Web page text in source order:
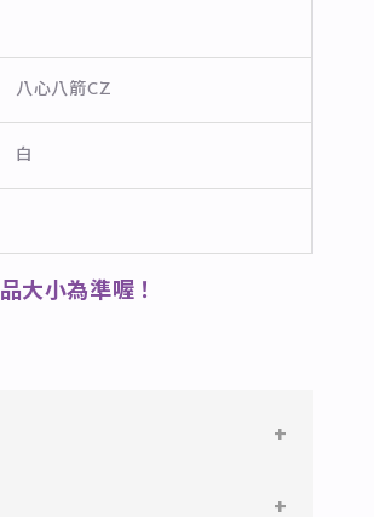
八心八箭CZ
白
大小為準喔！